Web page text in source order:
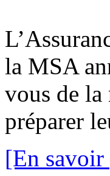
la MSA
vous de la
préparer
[En